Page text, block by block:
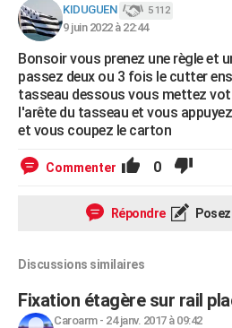
Dictionnaire
Biographies
Citations
Expressions
Proverbes
PROGRAMME TV
S'inscrire
Se connecter
Lycées
Collèges
Primaires
Universités
Entreprises
Service militaire
Avis de recherche
AVIS DE DÉCÈS
FORUM
KIDUGUEN 5 112
9 juin 2022 à 22:44
Bonsoir vous prenez une règle et
passez deux ou 3 fois le cutter
tasseau dessous vous mettez
l'arête du tasseau et vous
et vous coupez le carton
Commenter 0
Répondre
Discussions similaires
Fixation étagère sur rail
Caroarm- 24 janv. 2017 à 09:42